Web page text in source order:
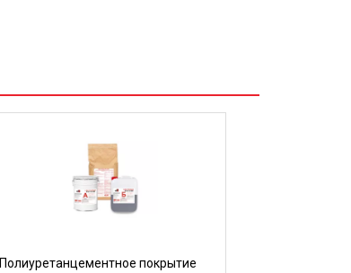
Полиуретанцементное покрытие